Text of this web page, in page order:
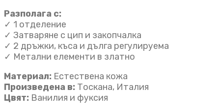
Разполага с:
✓ 1 отделениe
✓ Затваряне с цип и закопчалка
✓ 2 дръжки, къса и дълга регулируема
✓ Метални елементи в златно
Материал: Естествена кожа
Произведена в: Тоскана, Италия
Цвят: Ванилия и фуксия